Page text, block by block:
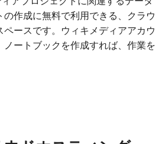
Slovenčina
Slovenščina
Srpski (Latinica)
作成に無料で利用できる、クラウ
ペースです。ウィキメディアアカウ
ノートブックを作成すれば、作業を